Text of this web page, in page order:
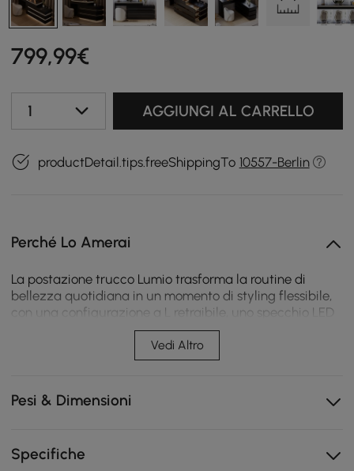
799,99€
1 AGGIUNGI AL CARRELLO
productDetail.tips.freeShippingTo 10557-Berlin
Perché Lo Amerai
La postazione trucco Lumio trasforma la routine di
bellezza quotidiana in un momento di styling flessibile,
con una configurazione a L retraibile, uno specchio LED
morbido, strisce luminose stratificate e ricarica
integrata per una camera da letto più ordinata.
a quella a L per stanze flessibili.
quotidiano.
Vedi Altro
Pesi & Dimensioni
Specifiche